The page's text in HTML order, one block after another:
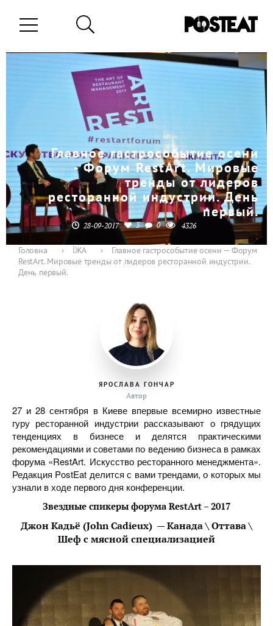
Главное гастрособытие осени
- Форум RestArt. Мировые
тренды от лидеров
ресторанной индустрии. День
первый.
28-09-2017 3 0 4326
Головна › ЇЖА ›
Главное гастрособытие осени — Форум
RestArt. Мировые тренды от лидеров ресторанной индустрии.
День первый.
ЯРОСЛАВА ГОНЧАР
Автор
27 и 28 сентября в Киеве впервые всемирно известные
гуру ресторанной индустрии рассказывают о грядущих
тенденциях в бизнесе и делятся практическими
рекомендациями и советами по ведению бизнеса в рамках
форума «RestArt. Искусство ресторанного менеджмента».
Редакция PostEat делится с вами трендами, о которых мы
узнали в ходе первого дня конференции.
Звездные спикеры форумаRestArt – 2017
Джон Кадьё (John Cadieux) — Канада \ Оттава \
Шеф с мясной специализацией